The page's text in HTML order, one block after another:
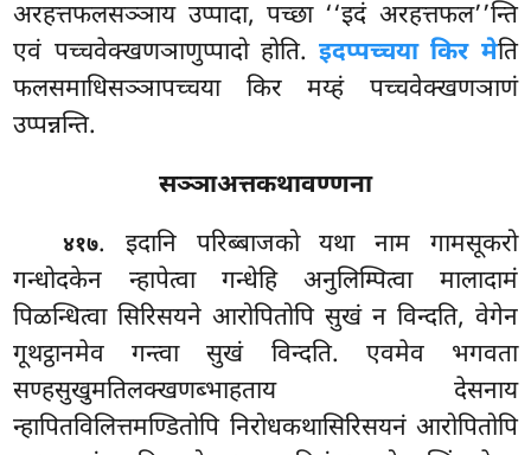
अरहत्तफलसञ्ञाय उप्पादा, पच्छा ‘‘इदं अरहत्तफल’’न्ति
एवं पच्चवेक्खणञाणुप्पादो होति.इदप्पच्चया किर मेति
फलसमाधिसञ्ञापच्चया किर मय्हं पच्चवेक्खणञाणं
उप्पन्नन्ति.
सञ्ञाअत्तकथावण्णना
४१७. इदानि परिब्बाजको यथा नाम गामसूकरो
गन्धोदकेन न्हापेत्वा गन्धेहि अनुलिम्पित्वा मालादामं
पिळन्धित्वा सिरिसयने आरोपितोपि सुखं न विन्दति, वेगेन
गूथट्ठानमेव गन्त्वा सुखं विन्दति. एवमेव भगवता
सण्हसुखुमतिलक्खणब्भाहताय देसनाय
न्हापितविलित्तमण्डितोपि निरोधकथासिरिसयनं आरोपितोपि